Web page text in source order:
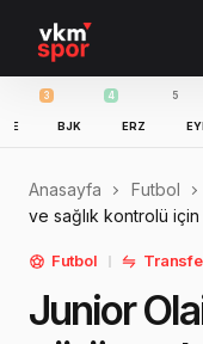
BJK
Anasayfa Futbol
ve sağlık kontrolü için
Futbol
Junior